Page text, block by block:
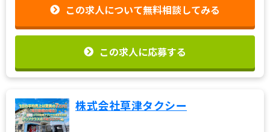
この求人について無料相談してみる
この求人に応募する
株式会社草津タクシー